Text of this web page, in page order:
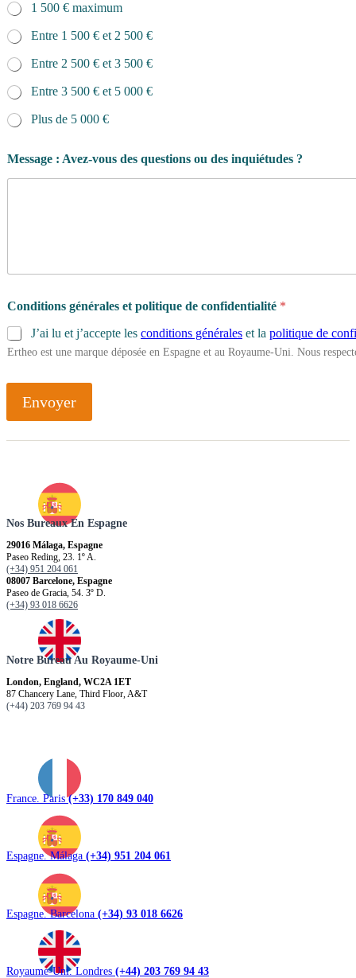
1 500 € maximum
Entre 1 500 € et 2 500 €
Entre 2 500 € et 3 500 €
Entre 3 500 € et 5 000 €
Plus de 5 000 €
Message : Avez-vous des questions ou des inquiétudes ?
Conditions générales et politique de confidentialité *
J’ai lu et j’accepte les conditions générales et la politique de
Ertheo est une marque déposée en Espagne et au Royaume-Uni. Nous
Envoyer
Nos Bureaux En Espagne
29016 Málaga, Espagne
Paseo Reding, 23. 1º A.
(+34) 951 204 061
08007 Barcelone, Espagne
Paseo de Gracia, 54. 3º D.
(+34) 93 018 6626
Notre Bureau Au Royaume-Uni
London, England, WC2A 1ET
87 Chancery Lane, Third Floor, A&T
(+44) 203 769 94 43
France. Paris(+33) 170 849 040
Espagne. Málaga (+34) 951 204 061
Espagne. Barcelona (+34) 93 018 6626
Royaume-Uni. Londres (+44) 203 769 94 43